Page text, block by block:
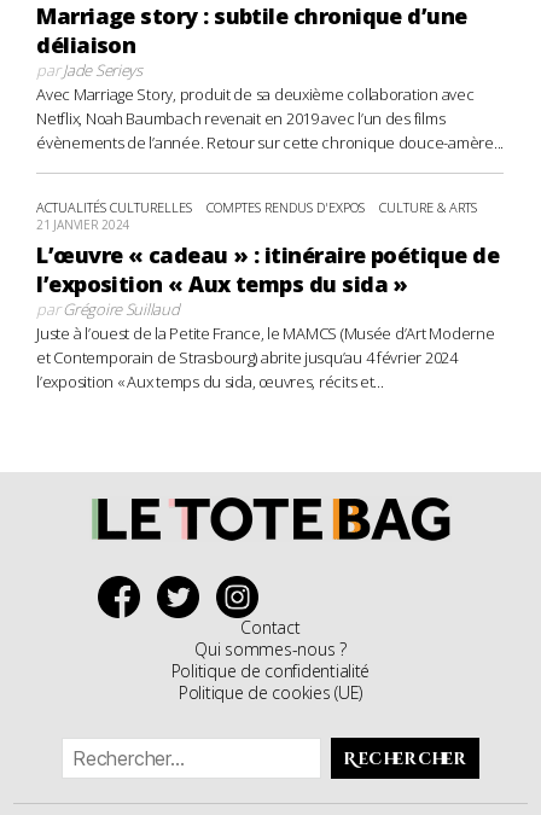
Marriage story : subtile chronique d’une
déliaison
parJade Serieys
Avec Marriage Story, produit de sa deuxième collaboration avec
Netflix, Noah Baumbach revenait en 2019 avec l’un des films
évènements de l’année. Retour sur cette chronique douce-amère...
ACTUALITÉS CULTURELLES COMPTES RENDUS D'EXPOS CULTURE & ARTS
21 JANVIER 2024
L’œuvre « cadeau » : itinéraire poétique de
l’exposition « Aux temps du sida »
parGrégoire Suillaud
Juste à l’ouest de la Petite France, le MAMCS (Musée d’Art Moderne
et Contemporain de Strasbourg) abrite jusqu’au 4 février 2024
l’exposition « Aux temps du sida, œuvres, récits et...
Contact
Qui sommes-nous ?
Politique de confidentialité
Politique de cookies (UE)
Rechercher :